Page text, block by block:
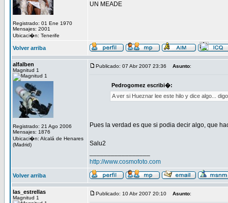
Registrado: 01 Ene 1970
Mensajes: 2001
Ubicaci�n: Tenerife
UN MEADE
Volver arriba
alfalben
Magnitud 1
Registrado: 21 Ago 2006
Mensajes: 1876
Ubicaci�n: Alcalá de Henares
(Madrid)
Publicado: 07 Abr 2007 23:36 Asunto:
Pedrogomez escribi�:
A ver si Hueznar lee este hilo y dice algo...
Pues la verdad es que si podia decir algo, que
Salu2
http://www.cosmofoto.com
Volver arriba
las_estrellas
Magnitud 1
Publicado: 10 Abr 2007 20:10 Asunto: